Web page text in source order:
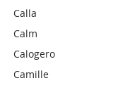
Calla
Calm
Calogero
Camille